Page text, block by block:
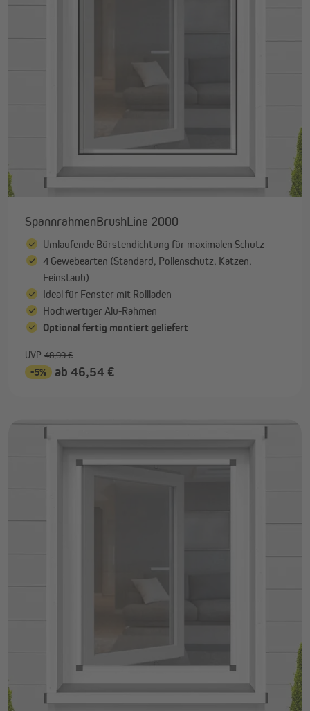
SpannrahmenBrushLine 2000
Umlaufende Bürstendichtung für maximalen Schutz
4 Gewebearten (Standard, Pollenschutz, Katzen,
Feinstaub)
Ideal für Fenster mit Rollladen
Hochwertiger Alu-Rahmen
Optional fertig montiert geliefert
UVP 48,99 €
-5% ab 46,54 €